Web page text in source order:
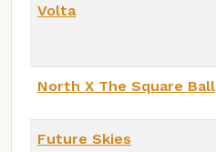
Volta
North X The Square Ball
Future Skies